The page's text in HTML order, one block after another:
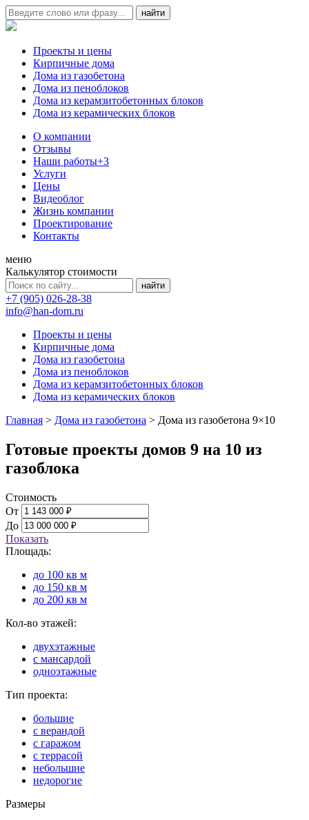
Проекты и цены
Кирпичные дома
Дома из газобетона
Дома из пеноблоков
Дома из керамзитобетонных блоков
Дома из керамических блоков
О компании
Отзывы
Наши работы+3
Услуги
Цены
Видеоблог
Жизнь компании
Проектирование
Контакты
меню
Калькулятор стоимости
+7 (905) 026-28-38
info@han-dom.ru
Проекты и цены
Кирпичные дома
Дома из газобетона
Дома из пеноблоков
Дома из керамзитобетонных блоков
Дома из керамических блоков
Главная > Дома из газобетона > Дома из газобетона 9×10
Готовые проекты домов 9 на 10 из
газоблока
Стоимость
От
До
Показать
Площадь:
до 100 кв м
до 150 кв м
до 200 кв м
Кол-во этажей:
двухэтажные
с мансардой
одноэтажные
Тип проекта:
большие
с верандой
с гаражом
с террасой
небольшие
недорогие
Размеры